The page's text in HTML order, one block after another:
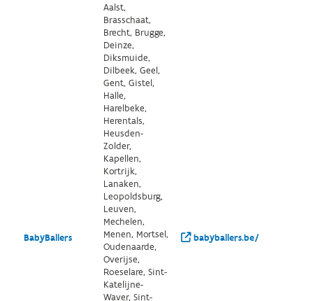
BabyBallers
Aalst,
Brasschaat,
Brecht, Brugge,
Deinze,
Diksmuide,
Dilbeek, Geel,
Gent, Gistel,
Halle,
Harelbeke,
Herentals,
Heusden-
Zolder,
Kapellen,
Kortrijk,
Lanaken,
Leopoldsburg,
Leuven,
Mechelen,
Menen, Mortsel,
Oudenaarde,
Overijse,
Roeselare, Sint-
Katelijne-
Waver, Sint-
babyballers.be/